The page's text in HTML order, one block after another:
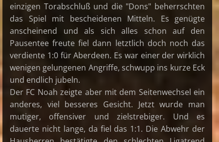
einzigen Torabschluß und die "Dons" beherrschten
das Spiel mit bescheidenen Mitteln. Es genügte
anscheinend und als sich alles schon auf den
Pausentee freute fiel dann letztlich doch noch das
verdiente 1:0 für Aberdeen. Es war einer der wirklich
wenigen gelungenen Angriffe, schwupp ins kurze Eck
und endlich jubeln.
Der FC Noah zeigte aber mit dem Seitenwechsel ein
anderes, viel besseres Gesicht. Jetzt wurde man
mutiger, offensiver und zielstrebiger. Und es
dauerte nicht lange, da fiel das 1:1. Die Abwehr der